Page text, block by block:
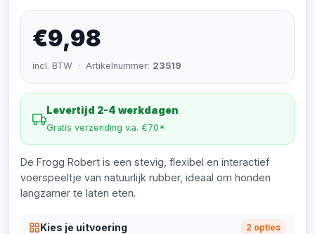
€9,98
incl. BTW · Artikelnummer: 23519
Levertijd 2-4 werkdagen
Gratis verzending v.a. €70*
De Frogg Robert is een stevig, flexibel en interactief
voerspeeltje van natuurlijk rubber, ideaal om honden
langzamer te laten eten.
Kies je uitvoering 2 opties